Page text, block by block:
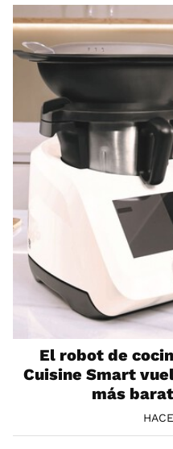
El robot de
Cuisine Smart
más